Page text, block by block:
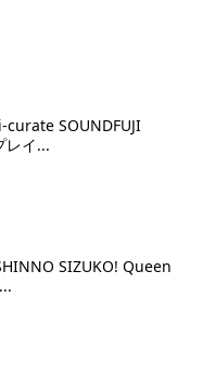
curate SOUNDFUJI
レイ...
SIZUKO! Queen